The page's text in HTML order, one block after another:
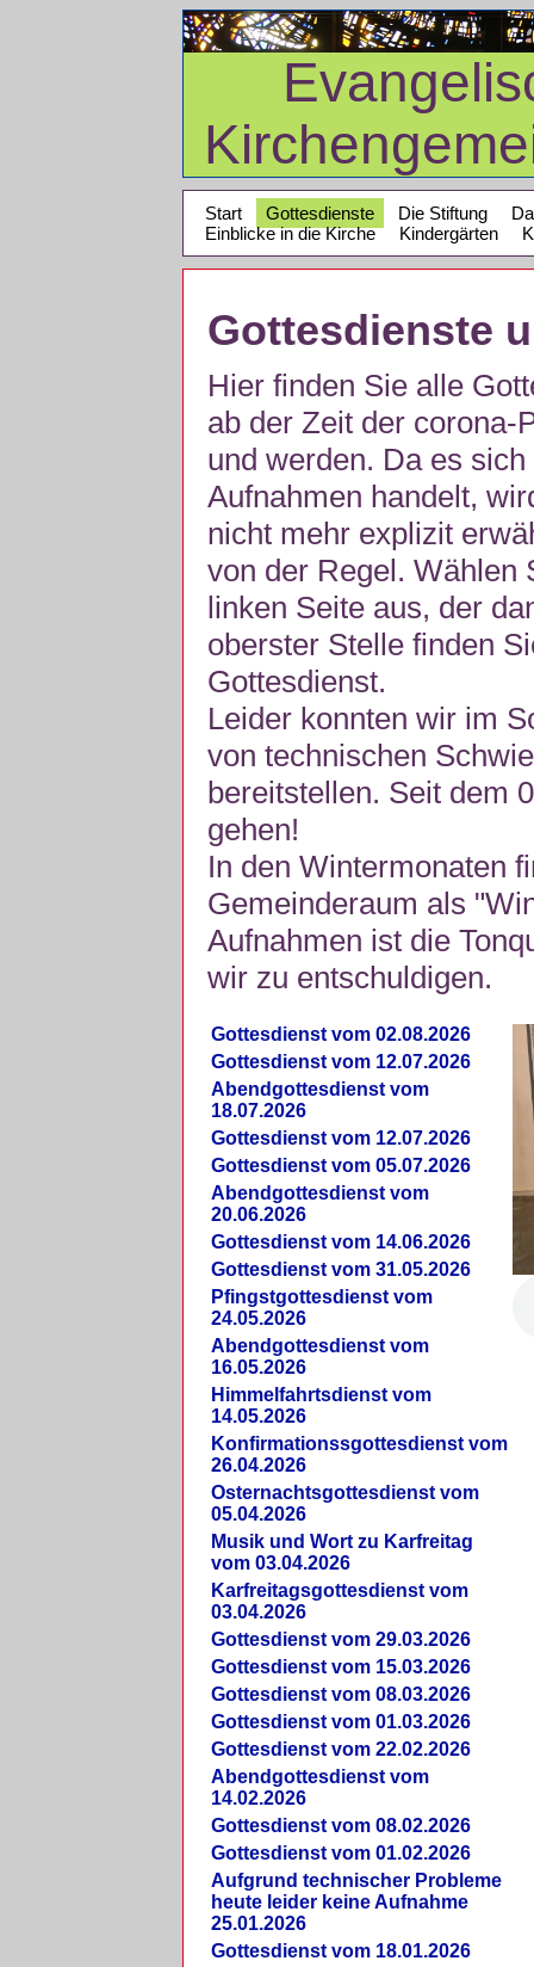
Start Gottesdienste Die Stiftung
Einblicke in die Kirche
Kindergärten
Gottesdienste
Hier finden Sie alle
ab der Zeit der corona-
und werden. Da es
Aufnahmen handelt,
nicht mehr explizit
von der Regel. Wählen
linken Seite aus, der
oberster Stelle finden
Gottesdienst.
Leider konnten wir im
von technischen
bereitstellen. Seit dem
gehen!
In den Wintermonaten
Gemeinderaum als
Aufnahmen ist die
wir zu entschuldigen.
Gottesdienst vom 02.08.2026
Gottesdienst vom 12.07.2026
Abendgottesdienst vom
18.07.2026
Gottesdienst vom 12.07.2026
Gottesdienst vom 05.07.2026
Abendgottesdienst vom
20.06.2026
Gottesdienst vom 14.06.2026
Gottesdienst vom 31.05.2026
Pfingstgottesdienst vom
24.05.2026
Abendgottesdienst vom
16.05.2026
Himmelfahrtsdienst vom
14.05.2026
Konfirmationssgottesdienst vom
26.04.2026
Osternachtsgottesdienst vom
05.04.2026
Musik und Wort zu Karfreitag
vom 03.04.2026
Karfreitagsgottesdienst vom
03.04.2026
Gottesdienst vom 29.03.2026
Gottesdienst vom 15.03.2026
Gottesdienst vom 08.03.2026
Gottesdienst vom 01.03.2026
Gottesdienst vom 22.02.2026
Abendgottesdienst vom
14.02.2026
Gottesdienst vom 08.02.2026
Gottesdienst vom 01.02.2026
Aufgrund technischer Probleme
heute leider keine Aufnahme
25.01.2026
Gottesdienst vom 18.01.2026